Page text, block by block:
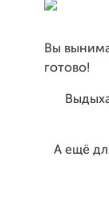
Вы
готово!
А ещё